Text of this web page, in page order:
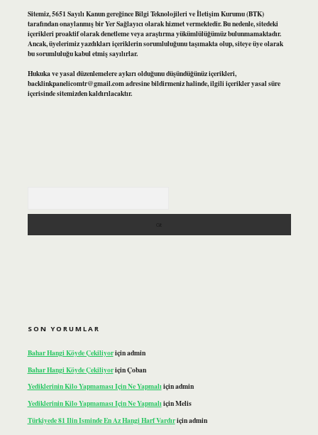
Sitemiz, 5651 Sayılı Kanun gereğince Bilgi Teknolojileri ve İletişim Kurumu (BTK)
tarafından onaylanmış bir Yer Sağlayıcı olarak hizmet vermektedir. Bu nedenle, sitedeki
içerikleri proaktif olarak denetleme veya araştırma yükümlülüğümüz bulunmamaktadır.
Ancak, üyelerimiz yazdıkları içeriklerin sorumluluğunu taşımakta olup, siteye üye olarak
bu sorumluluğu kabul etmiş sayılırlar.
Hukuka ve yasal düzenlemelere aykırı olduğunu düşündüğünüz içerikleri,
backlinkpanelicomtr@gmail.comadresine bildirmeniz halinde, ilgili içerikler yasal süre
içerisinde sitemizden kaldırılacaktır.
SON YORUMLAR
Bahar Hangi Köyde Çekiliyoriçinadmin
Bahar Hangi Köyde ÇekiliyoriçinÇoban
Yediklerinin Kilo Yapmaması Için Ne Yapmalıiçinadmin
Yediklerinin Kilo Yapmaması Için Ne YapmalıiçinMelis
Türkiyede 81 Ilin Isminde En Az Hangi Harf Vardıriçinadmin